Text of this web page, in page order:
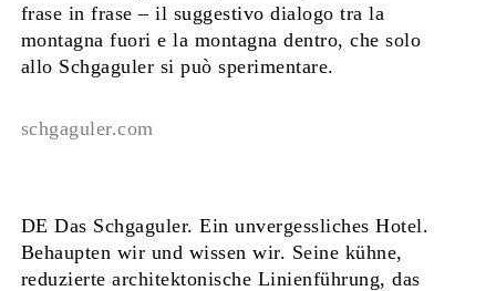
frase in frase – il suggestivo dialogo tra la
montagna fuori e la montagna dentro, che solo
allo Schgaguler si può sperimentare.
schgaguler.com
DE Das Schgaguler. Ein unvergessliches Hotel.
Behaupten wir und wissen wir. Seine kühne,
reduzierte architektonische Linienführung, das